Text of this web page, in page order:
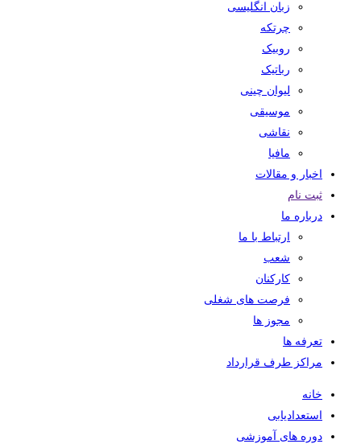
زبان انگلیسی
چرتکه
روبیک
رباتیک
لیوان چینی
موسیقی
نقاشی
مافیا
اخبار و مقالات
ثبت نام
درباره ما
ارتباط با ما
شعب
کارکنان
فرصت های شغلی
مجوز ها
تعرفه ها
مراکز طرف قرارداد
خانه
استعدادیابی
دوره های آموزشی